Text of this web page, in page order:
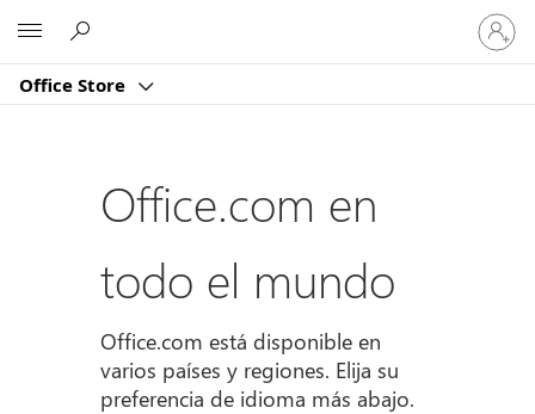
Office Store
Iniciar
sesión
en
cuenta
Office.com en
todo el mundo
Office.com está disponible en
varios países y regiones. Elija su
preferencia de idioma más abajo.